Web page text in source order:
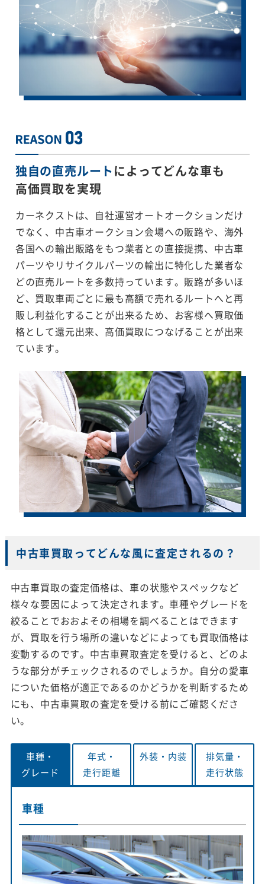
独自の直売ルートによってどんな車も
高価買取を実現
カーネクストは、自社運営オートオークションだけ
でなく、中古車オークション会場への販路や、海外
各国への輸出販路をもつ業者との直接提携、中古車
パーツやリサイクルパーツの輸出に特化した業者な
どの直売ルートを多数持っています。販路が多いほ
ど、買取車両ごとに最も高額で売れるルートへと再
販し利益化することが出来るため、お客様へ買取価
格として還元出来、高価買取につなげることが出来
ています。
中古車買取ってどんな風に査定されるの？
中古車買取の査定価格は、車の状態やスペックなど
様々な要因によって決定されます。車種やグレードを
絞ることでおおよその相場を調べることはできます
が、買取を行う場所の違いなどによっても買取価格は
変動するのです。中古車買取査定を受けると、どのよ
うな部分がチェックされるのでしょうか。自分の愛車
についた価格が適正であるのかどうかを判断するため
にも、中古車買取の査定を受ける前にご確認くださ
い。
車種・
グレード
年式・
走行距離
外装・ 内装
排気量・
走行状態
車種